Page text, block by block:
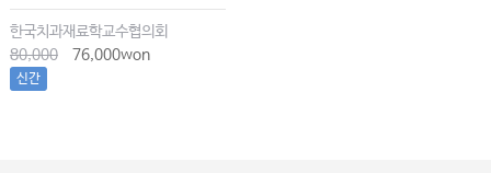
한국치과재료학교수협의회
80,000
76,000won
신간